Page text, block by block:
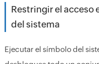
Restringir el acceso
del sistema
Ejecutar el símbolo del